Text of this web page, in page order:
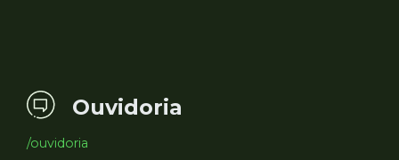
Ouvidoria
/ouvidoria